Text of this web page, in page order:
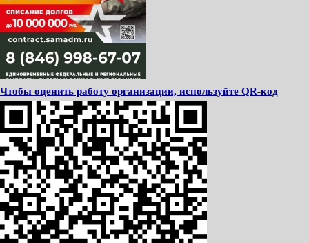
Чтобы оценить работу организации, используйте QR-код